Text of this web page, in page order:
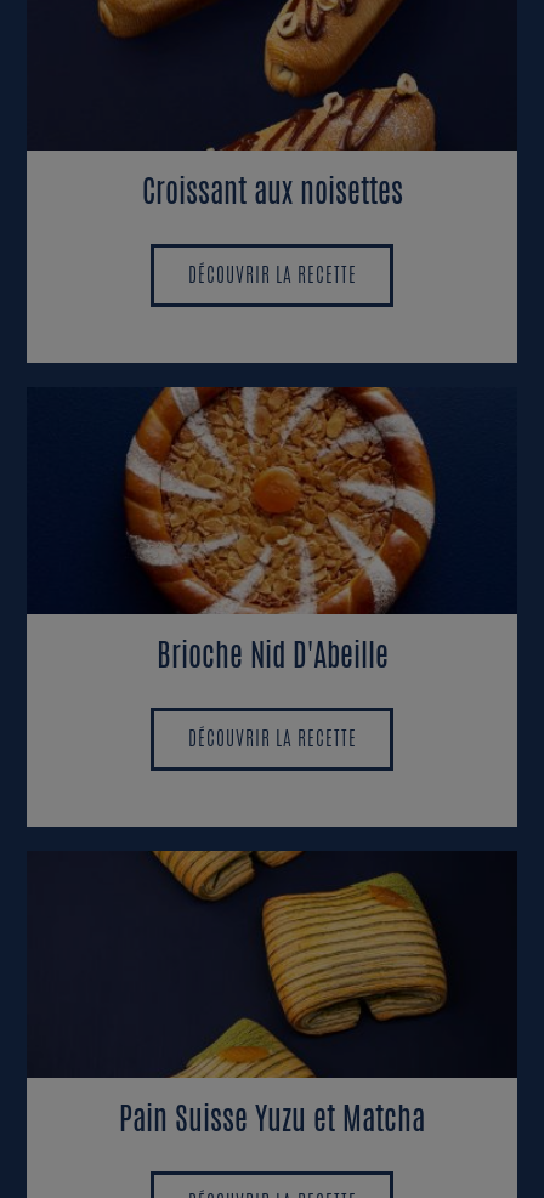
Croissant aux noisettes
DÉCOUVRIR LA RECETTE
DÉCOUVRIR LA RECETTE
Brioche Nid D'Abeille
DÉCOUVRIR LA RECETTE
DÉCOUVRIR LA RECETTE
Pain Suisse Yuzu et Matcha